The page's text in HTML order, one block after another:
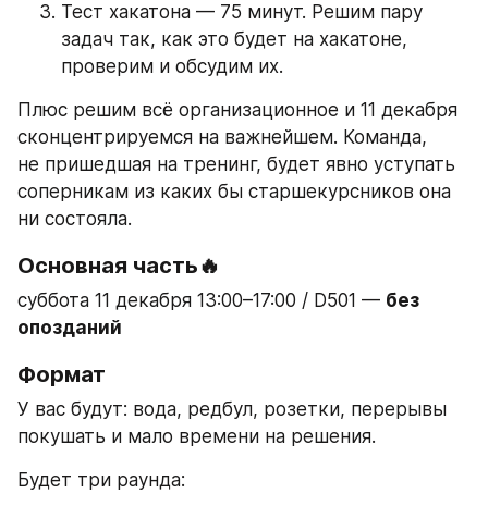
Тест хакатона — 75 минут. Решим пару
задач так, как это будет на хакатоне,
проверим и обсудим их.
Плюс решим всё организационное и 11 декабря
сконцентрируемся на важнейшем. Команда,
не пришедшая на тренинг, будет явно уступать
соперникам из каких бы старшекурсников она
ни состояла.
Основная часть🔥
суббота 11 декабря 13:00–17:00 / D501 — без
опозданий
Формат
У вас будут: вода, редбул, розетки, перерывы
покушать и мало времени на решения.
Будет три раунда: